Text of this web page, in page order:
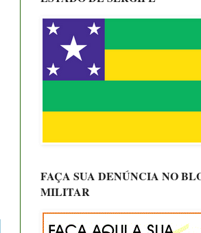
FAÇA SUA DENÚNCIA NO
MILITAR